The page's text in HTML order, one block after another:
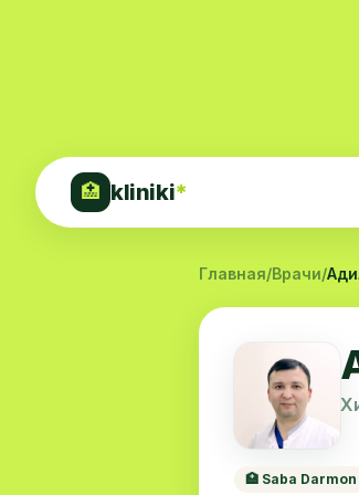
🏥 kliniki*
Главная/Врачи/
🏥 Saba Darmon